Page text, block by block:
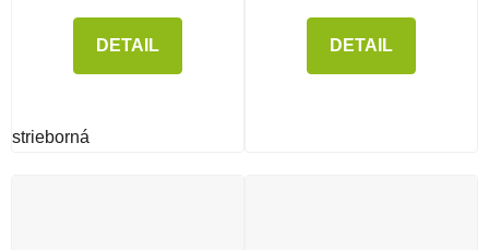
DETAIL
strieborná
DETAIL